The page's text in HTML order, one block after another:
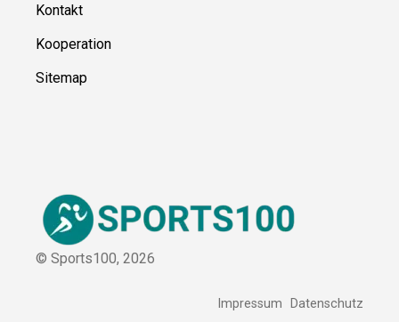
Ressource
Über uns
Kontakt